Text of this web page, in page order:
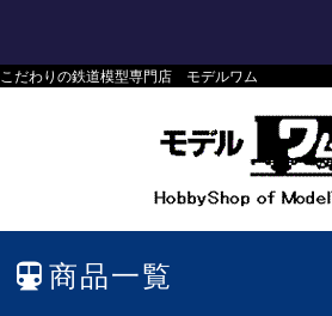
こだわりの鉄道模型専門店 モデルワム
商品一覧